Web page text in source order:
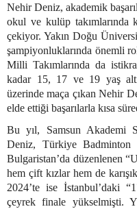
Nehir Deniz, akademik
okul ve kulüp takımlarında
çekiyor. Yakın Doğu
şampiyonluklarında önemli
Milli Takımlarında da
kadar 15, 17 ve 19 yaş
üzerinde maça çıkan Nehir
elde ettiği başarılarla kısa
Bu yıl, Samsun Akademi
Deniz, Türkiye Badminton
Bulgaristan’da düzenlenen
hem çift kızlar hem de
2024’te ise İstanbul’daki
çeyrek finale yükselmişti.